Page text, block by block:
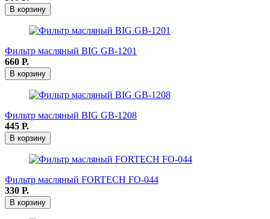
В корзину
Фильтр масляный BIG GB-1201
660 Р.
В корзину
Фильтр масляный BIG GB-1208
445 Р.
В корзину
Фильтр масляный FORTECH FO-044
330 Р.
В корзину